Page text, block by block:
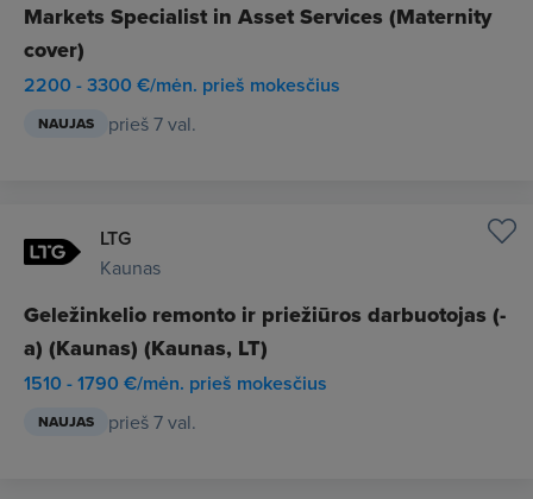
Markets Specialist in Asset Services (Maternity
cover)
2200 - 3300 €/mėn. prieš mokesčius
NAUJAS prieš 7 val.
LTG
Kaunas
Geležinkelio remonto ir priežiūros darbuotojas (-
a) (Kaunas) (Kaunas, LT)
1510 - 1790 €/mėn. prieš mokesčius
NAUJAS prieš 7 val.